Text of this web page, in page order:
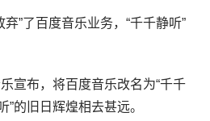
”了百度音乐业务，“千千静听”
宣布，将百度音乐改名为“千千
”的旧日辉煌相去甚远。